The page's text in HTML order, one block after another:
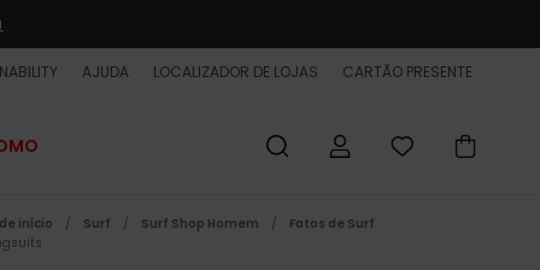
AJUDA LOCALIZADOR DE LOJAS CARTÃO PRESENTE
início Surf Surf Shop Homem
Fatos de Surf